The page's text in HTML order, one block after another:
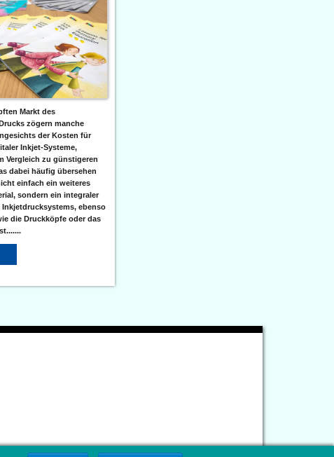
Markt des
zögern manche
der Kosten für
Inkjet-Systeme,
Vergleich zu günstigeren
dabei häufig übersehen
einfach ein weiteres
sondern ein integraler
ebenso
die Druckköpfe oder das